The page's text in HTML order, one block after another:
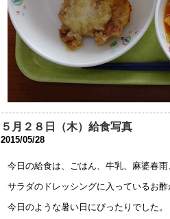
令和６年度入学選考について
2023年8月25日 09:00
第32回 公開研究会1次案内のお知
2023年6月14日 19:36
2023年5月11日 17:08
保健関係書類について
2023年4月14日 17:43
研究中間報告の終了のお知らせ
2023年3月20日 17:16
研究中間報告 お知らせの追伸
５月２８日（木）給食写真
2015/05/28
今日の給食は、ごはん、牛乳、麻婆春
サラダのドレッシングに入っているお酢
今日のような暑い日にぴったりでした。